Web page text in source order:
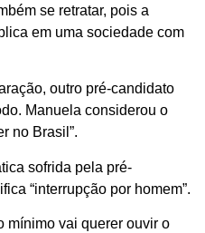
se retratar, pois a
em uma sociedade com
outro pré-candidato
Manuela considerou o
no Brasil”.
sofrida pela pré-
“interrupção por homem”.
mínimo vai querer ouvir o